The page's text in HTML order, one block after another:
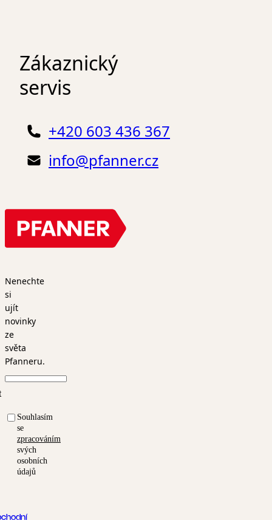
Nenechte
si
ujít
novinky
ze
světa
Pfanneru.
Souhlasím
se
zpracováním
svých
osobních
údajů
Zákaznický
servis
+420 603 436 367
info@pfanner.cz